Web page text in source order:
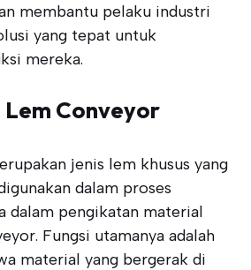
membantu pelaku industri
yang tepat untuk
mereka.
Lem Conveyor
jenis lem khusus yang
dalam proses
dalam pengikatan material
Fungsi utamanya adalah
material yang bergerak di